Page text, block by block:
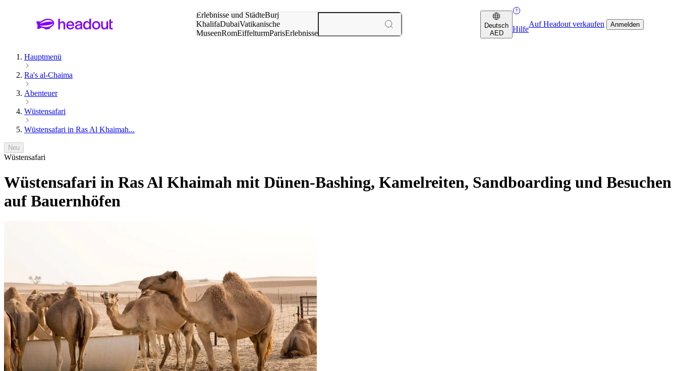
Erlebnisse und StädteBurj
KhalifaDubaiVatikanische
MuseenRomEiffelturmParisErlebnisse
Deutsch
AED
Hilfe
Auf Headout verkaufen Anmelden
Hauptmenü
Ra's al-Chaima
Abenteuer
Wüstensafari
Wüstensafari in Ras Al Khaimah...
Neu
Wüstensafari
Wüstensafari in Ras Al Khaimah mit Dünen-Bashing, Kamelreiten, Sandboarding und Besuchen
auf Bauernhöfen